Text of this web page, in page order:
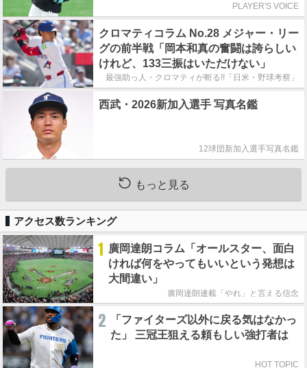
PLAYER'S VOICE
クロマティコラム No.28 メジャー・リー
グの前半戦「岡本和真の奮闘は誇らしい
けれど、133三振はいただけない」
最強助っ人・クロマティが斬る!!「日米・野球考察」
西武・2026新加入選手 写真名鑑
12球団新加入選手写真名鑑
もっと見る
アクセス数ランキング
1 廣岡達朗コラム「オールスター、面白
ければ何をやってもいいという発想は
大間違い」
廣岡達朗連載「やれ」と言える信念
2
「ファイターズ以外に戻る気はなかっ
た」 三冠王狙える頼もしい強打者は
HOT TOPIC